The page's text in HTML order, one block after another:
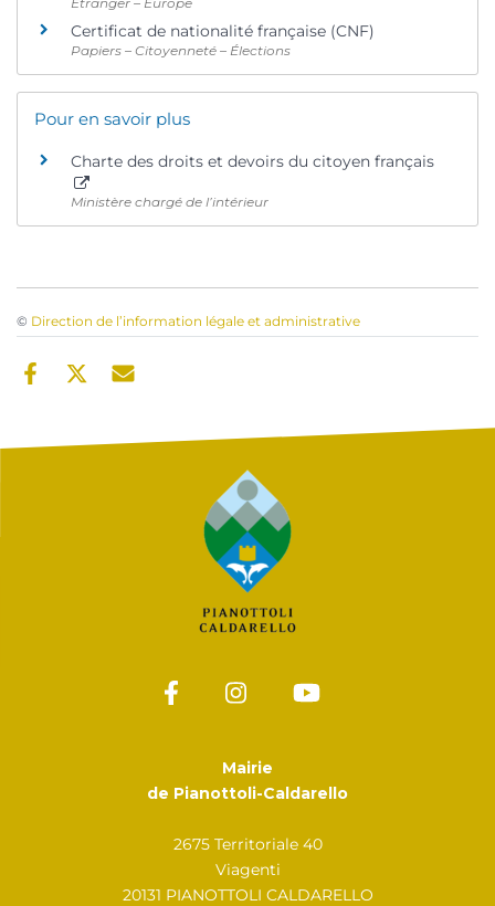
Certificat de nationalité française (CNF)
Papiers – Citoyenneté – Élections
Pour en savoir plus
Charte des droits et devoirs du citoyen français
Ministère chargé de l’intérieur
© Direction de l’information légale et administrative
Mairie
de Pianottoli-Caldarello
2675 Territoriale 40
Viagenti
20131 PIANOTTOLI CALDARELLO